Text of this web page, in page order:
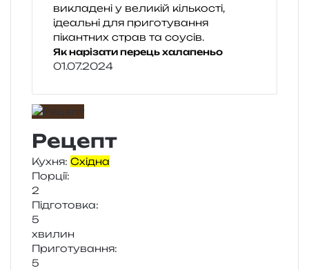
Як нарізати перець халапеньо
01.07.2024
Рецепт
Кухня: Східна
Порції:
2
Підготовка:
5
хви­лин
Приготування:
5